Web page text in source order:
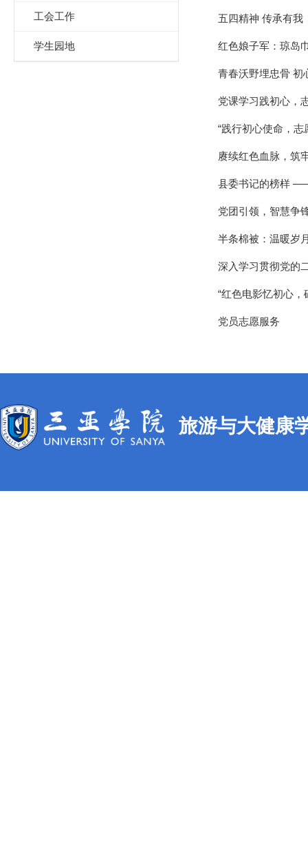
工会工作
学生园地
五四精神 传承有我
红色娘子军：琼岛
青春沃野埋忠骨 初
党课学习践初心，
“践行初心使命，
赓续红色血脉，筑
县委书记的榜样
党团引领，智慧
半条棉被：温暖岁
深入学习贯彻党的
“红色电影忆初心
党员志愿服务
旅游与大健康